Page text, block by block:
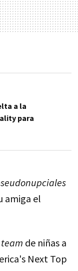
a la
para
amiga el
team de niñas a
Next Top